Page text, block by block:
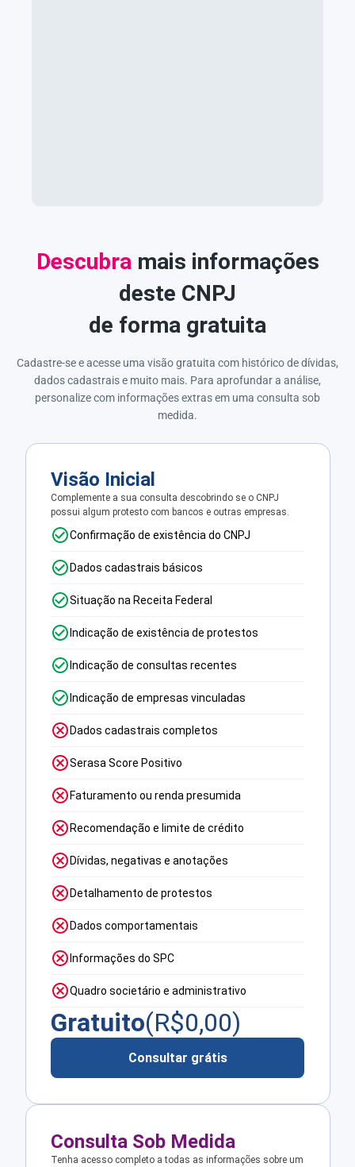
Descubra mais informações
deste CNPJ
de forma gratuita
Cadastre-se e acesse uma visão gratuita com histórico de dívidas,
dados cadastrais e muito mais. Para aprofundar a análise,
personalize com informações extras em uma consulta sob
medida.
Visão Inicial
Complemente a sua consulta descobrindo se o CNPJ
possui algum protesto com bancos e outras empresas.
Confirmação de existência do CNPJ
Dados cadastrais básicos
Situação na Receita Federal
Indicação de existência de protestos
Indicação de consultas recentes
Indicação de empresas vinculadas
Dados cadastrais completos
Serasa Score Positivo
Faturamento ou renda presumida
Recomendação e limite de crédito
Dívidas, negativas e anotações
Detalhamento de protestos
Dados comportamentais
Informações do SPC
Quadro societário e administrativo
Gratuito(R$0,00)
Consultar grátis
Consulta Sob Medida
Tenha acesso completo a todas as informações sobre um